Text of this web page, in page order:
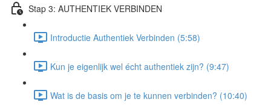
Stap 3: AUTHENTIEK VERBINDEN
Introductie Authentiek Verbinden (5:58)
Kun je eigenlijk wel écht authentiek zijn? (9:47)
Wat is de basis om je te kunnen verbinden? (10:40)